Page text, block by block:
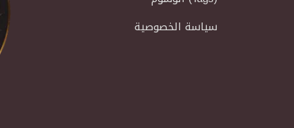
سياسة الخصوصية